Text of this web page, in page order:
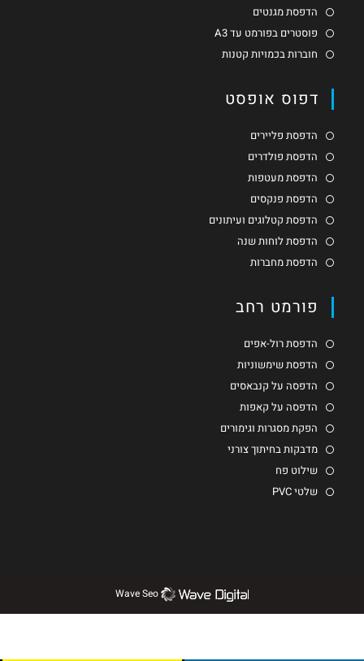
הדפסת מגנטים
פוסטרים בפורמט עד A3
חוברות בכמויות קטנות
דפוס אופסט
הדפסת פליירים
הדפסת פולדרים
הדפסת מעטפות
הדפסת פנקסים
הדפסת קטלוגים ועיתונים
הדפסת לוחות שנה
הדפסת מחברות
פורמט רחב
הדפסת רול-אפים
הדפסת שימשוניות
הדפסה על קנבאסים
הדפסה על קאפות
הפקת מסגרות וגימורים
מדבקות בחיתוך צורני
שילוט פח
שלטי PVC
Wave Seo